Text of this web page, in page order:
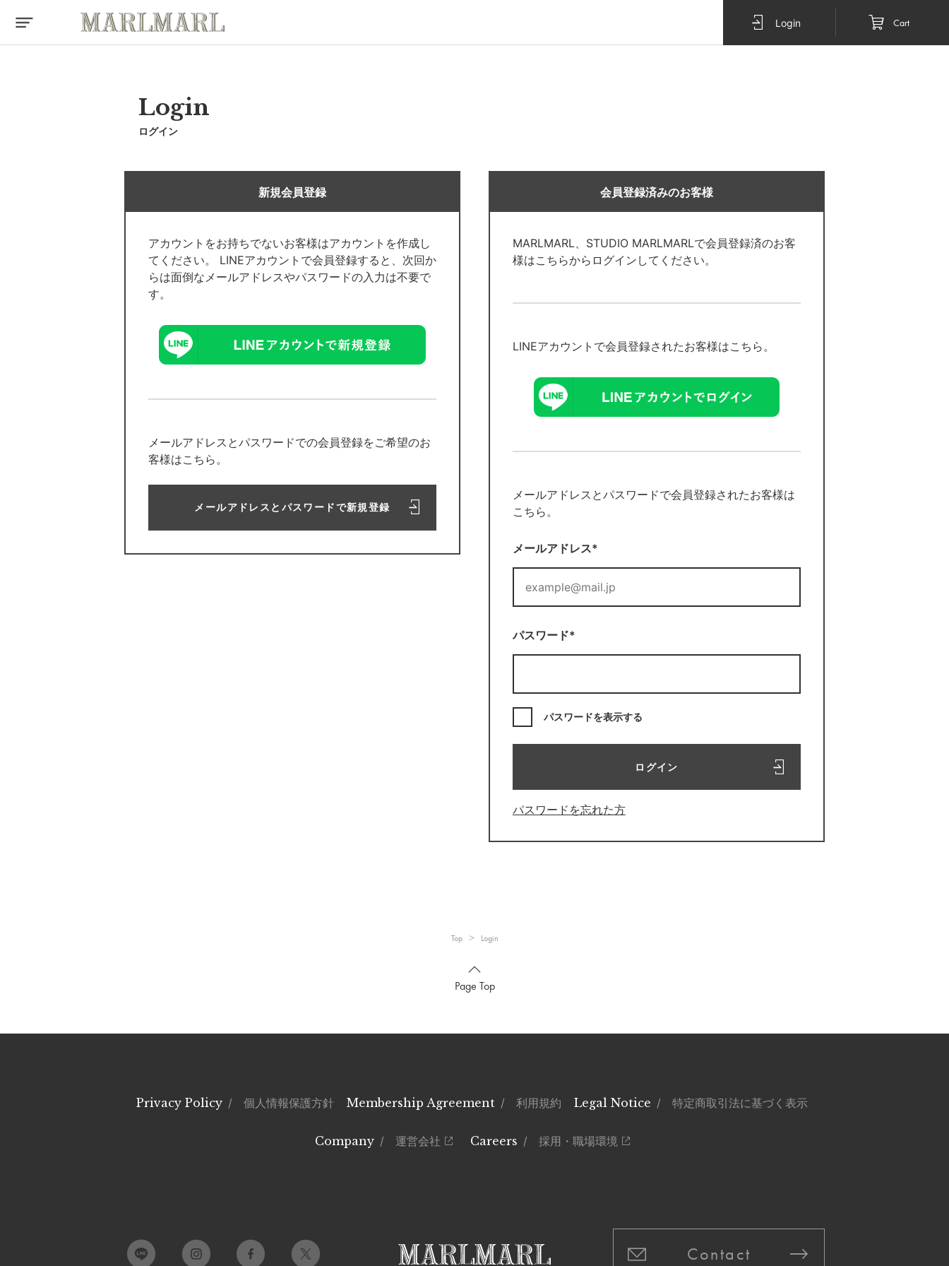
Login Cart
Login
ログイン
新規会員登録
アカウントをお持ちでないお客様はアカウントを作成し
てください。 LINEアカウントで会員登録すると、次回か
らは面倒なメールアドレスやパスワードの入力は不要で
す。
メールアドレスとパスワードでの会員登録をご希望のお
客様はこちら。
メールアドレスとパスワードで新規登録
会員登録済みのお客様
MARLMARL、STUDIO MARLMARLで会員登録済のお客
様はこちらからログインしてください。
LINEアカウントで会員登録されたお客様はこちら。
メールアドレスとパスワードで会員登録されたお客様は
こちら。
メールアドレス*
パスワード*
パスワードを表示する
ログイン
パスワードを忘れた方
Top Login
Page Top
Contact
Privacy Policy / 個人情報保護方針 Membership Agreement / 利用規約 Legal Notice / 特定商取引法に基づく表示
Company / 運営会社 Careers / 採用・職場環境